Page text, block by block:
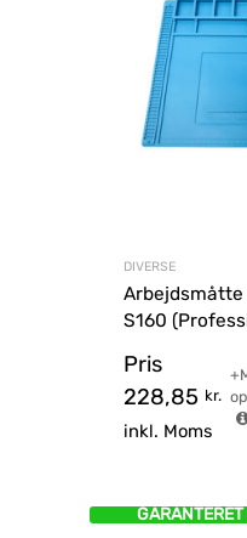
DIVERSE
Arbejdsmåtte
S160
Pris
228,85 kr.
inkl. Moms